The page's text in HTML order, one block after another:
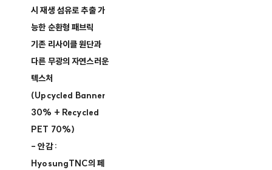
시 재생 섬유로 추출 가
능한 순환형 패브릭
기존 리사이클 원단과
다른 무광의 자연스러운
텍스처
(Upcycled Banner
30% + Recycled
PET 70%)
- 안감 :
HyosungTNC의 페